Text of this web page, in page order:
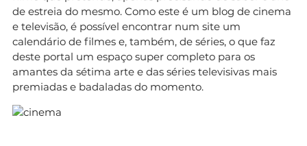
de estreia do mesmo. Como este é um blog de cinema
e televisão, é possível encontrar num site um
calendário de filmes e, também, de séries, o que faz
deste portal um espaço super completo para os
amantes da sétima arte e das séries televisivas mais
premiadas e badaladas do momento.